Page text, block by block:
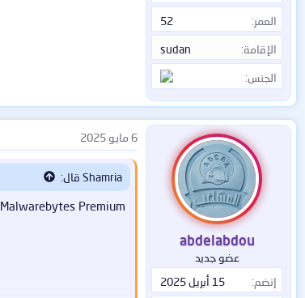
العمر 52
الإقامة sudan
الجنس
abdelabdou
عضو جديد
إنضم
15 أبريل 2025
6 مايو 2025
Shamria قال:
Malwarebytes Premium